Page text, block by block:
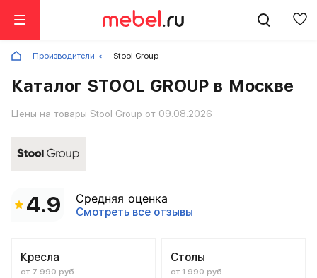
Производители Stool Group
Каталог STOOL GROUP в Москве
Цены на товары Stool Group от 09.08.2026
4.9 Средняя оценка
Смотреть все отзывы
Кресла
от 7 990 руб.
Столы
от 1 990 руб.